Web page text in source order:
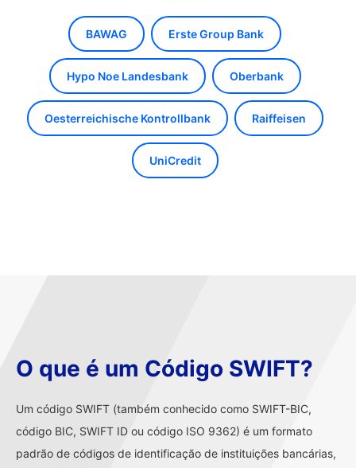
BAWAG Erste Group Bank
Hypo Noe Landesbank Oberbank
Oesterreichische Kontrollbank Raiffeisen
UniCredit
O que é um Código SWIFT?
Um código SWIFT (também conhecido como SWIFT-BIC,
código BIC, SWIFT ID ou código ISO 9362) é um formato
padrão de códigos de identificação de instituições bancárias,